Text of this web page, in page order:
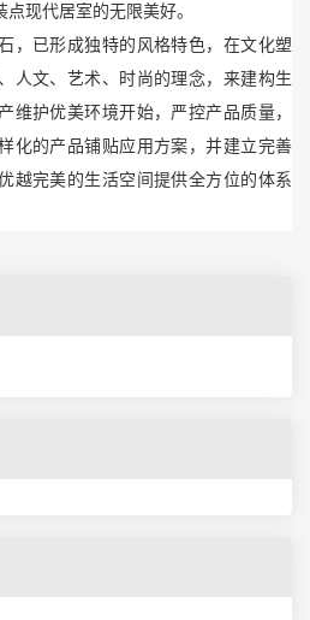
现代居室的无限美好。
，已形成独特的风格特色，在文化塑
人文、艺术、时尚的理念，来建构生
维护优美环境开始，严控产品质量，
化的产品铺贴应用方案，并建立完善
越完美的生活空间提供全方位的体系